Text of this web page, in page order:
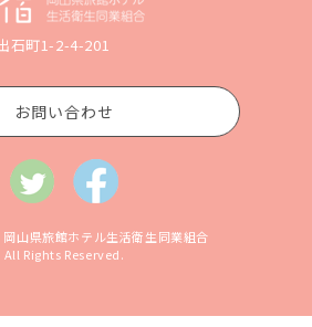
石町1-2-4-201
お問い合わせ
山県旅館ホテル生活衛生同業組合
All Rights Reserved.